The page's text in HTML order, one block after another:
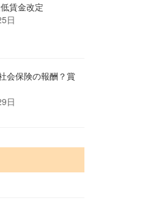
賃金改定
日
会保険の報酬？賞
日